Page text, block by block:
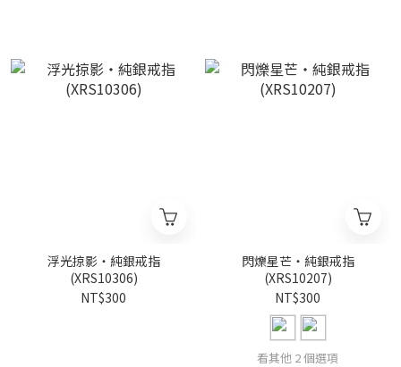
浮光掠影・純銀戒指
(XRS10306)
NT$300
閃爍星芒・純銀戒指
(XRS10207)
NT$300
看其他 2 個選項